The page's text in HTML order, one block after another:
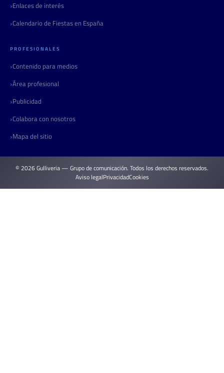
Enlaces de interés
Calendario de Fiestas en España
PROFESIONALES
Contenido para medios
Área profesional
Publicidad
Colabora con nosotros
Mapa del sitio
© 2026 Gulliveria — Grupo de comunicación. Todos los derechos reservados.
Aviso legalPrivacidadCookies